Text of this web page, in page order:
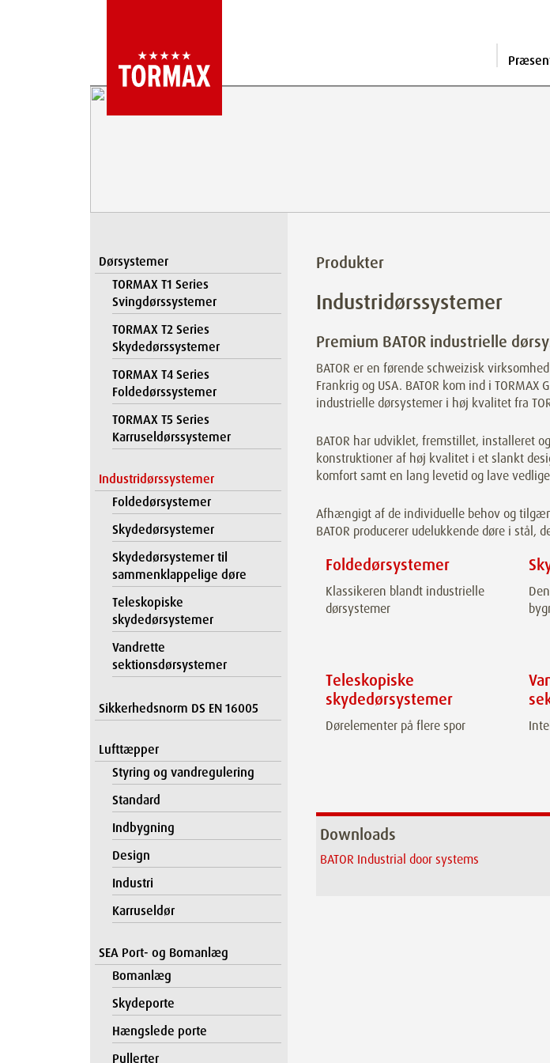
Dørsystemer
TORMAX T1 Series
Svingdørssystemer
TORMAX T2 Series
Skydedørssystemer
TORMAX T4 Series
Foldedørssystemer
TORMAX T5 Series
Karruseldørssystemer
Industridørssystemer
Foldedørsystemer
Skydedørsystemer
Skydedørsystemer til
sammenklappelige døre
Teleskopiske
skydedørsystemer
Vandrette
sektionsdørsystemer
Sikkerhedsnorm DS EN 16005
Lufttæpper
Styring og vandregulering
Standard
Indbygning
Design
Industri
Karruseldør
SEA Port- og Bomanlæg
Bomanlæg
Skydeporte
Hængslede porte
Pullerter
Produkter
Industridørssystemer
Premium BATOR industrielle
BATOR er en førende schweizisk
Frankrig og USA. BATOR kom ind i
industrielle dørsystemer i høj kvalitet fra
BATOR har udviklet, fremstillet, installeret
konstruktioner af høj kvalitet i et slankt
komfort samt en lang levetid og lave
Afhængigt af de individuelle behov og
BATOR producerer udelukkende døre i stål,
Foldedørsystemer
Klassikeren blandt industrielle
dørsystemer
Teleskopiske
skydedørsystemer
Dørelementer på flere spor
Downloads
BATOR Industrial door systems